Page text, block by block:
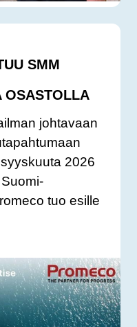
SMM
OSASTOLLA
johtavaan
2026
tuo esille